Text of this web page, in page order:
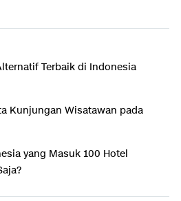
Terbaik di Indonesia
Kunjungan Wisatawan pada
yang Masuk 100 Hotel